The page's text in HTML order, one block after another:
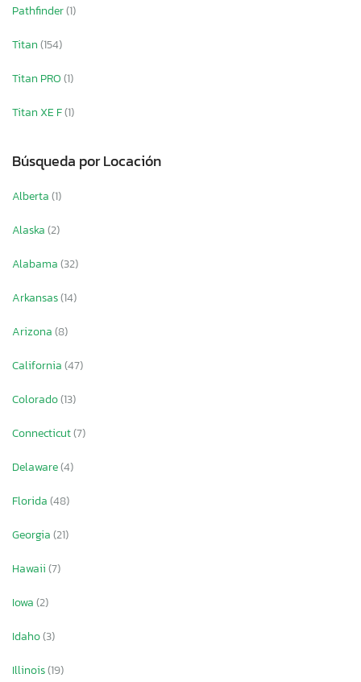
Pathfinder(1)
Titan(154)
Titan PRO(1)
Titan XE F(1)
Búsqueda por Locación
Alberta(1)
Alaska(2)
Alabama(32)
Arkansas(14)
Arizona(8)
California(47)
Colorado(13)
Connecticut(7)
Delaware(4)
Florida(48)
Georgia(21)
Hawaii(7)
Iowa(2)
Idaho(3)
Illinois(19)